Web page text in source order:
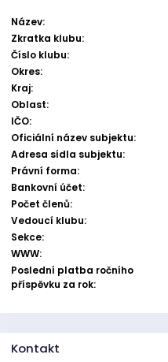
Název:
Zkratka klubu:
Číslo klubu:
Okres:
Kraj:
Oblast:
IČO:
Oficiální název subjektu:
Adresa sídla subjektu:
Právní forma:
Bankovní účet:
Počet členů:
Vedoucí klubu:
Sekce:
WWW:
Poslední platba ročního
příspěvku za rok:
Kontakt